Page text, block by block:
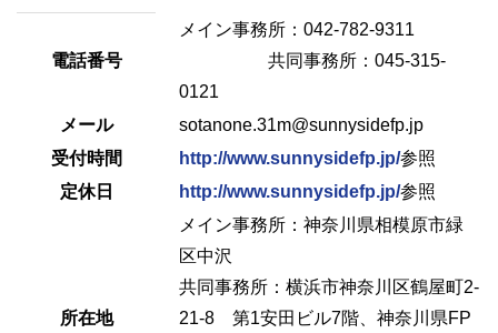
電話番号
メイン事務所：042-782-9311
共同事務所：045-315-
0121
メール
sotanone.31m@sunnysidefp.jp
受付時間
http://www.sunnysidefp.jp/参照
定休日
http://www.sunnysidefp.jp/参照
所在地
メイン事務所：神奈川県相模原市緑
区中沢
共同事務所：横浜市神奈川区鶴屋町2-
21-8 第1安田ビル7階、神奈川県FP